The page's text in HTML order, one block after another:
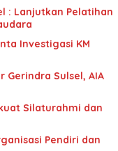
: Lanjutkan Pelatihan
Investigasi KM
Gerindra Sulsel, AIA
Silaturahmi dan
Pendiri dan